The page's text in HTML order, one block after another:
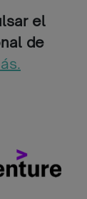
el
de